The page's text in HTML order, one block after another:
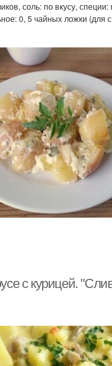
в сливочном
соусе
с картошкой
соль: по вкусу,
0, 5 чайных ложки
с курицей.